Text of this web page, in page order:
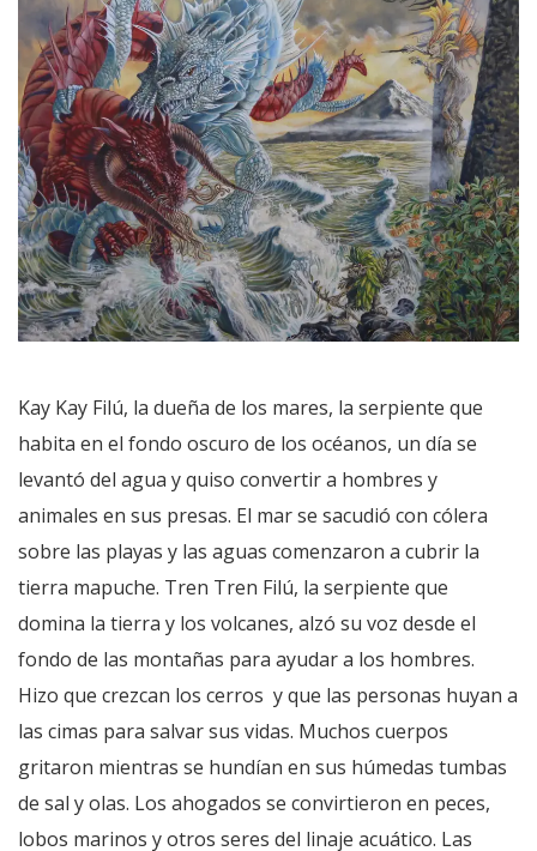
Kay Kay Filú, la dueña de los mares, la serpiente que
habita en el fondo oscuro de los océanos, un día se
levantó del agua y quiso convertir a hombres y
animales en sus presas. El mar se sacudió con cólera
sobre las playas y las aguas comenzaron a cubrir la
tierra mapuche. Tren Tren Filú, la serpiente que
domina la tierra y los volcanes, alzó su voz desde el
fondo de las montañas para ayudar a los hombres.
Hizo que crezcan los cerros y que las personas huyan a
las cimas para salvar sus vidas. Muchos cuerpos
gritaron mientras se hundían en sus húmedas tumbas
de sal y olas. Los ahogados se convirtieron en peces,
lobos marinos y otros seres del linaje acuático. Las